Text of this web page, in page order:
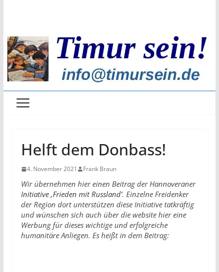
Helft dem Donbass!
4. November 2021 Frank Braun
Wir übernehmen hier einen Beitrag der Hannoveraner
Initiative ‚Frieden mit Russland‘. Einzelne Freidenker
der Region dort unterstützen diese Initiative tatkräftig
und wünschen sich auch über die website hier eine
Werbung für dieses wichtige und erfolgreiche
humanitäre Anliegen. Es heißt in dem Beitrag: